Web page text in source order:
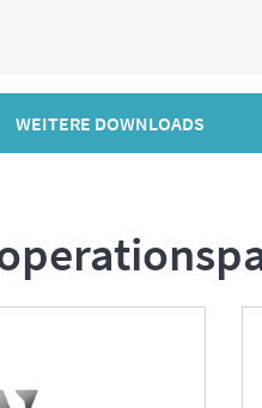
WEITERE DOWNLOADS